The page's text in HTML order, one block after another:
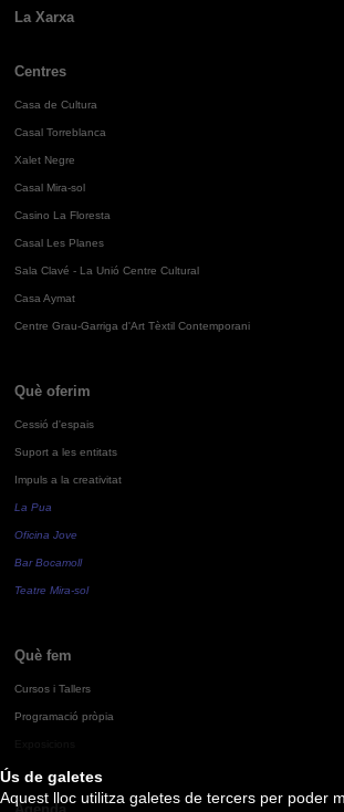
Ús de galetes
Aquest lloc utilitza galetes de tercers per poder
La Xarxa
Centres
Casa de Cultura
Casal Torreblanca
Xalet Negre
Casal Mira-sol
Casino La Floresta
Casal Les Planes
Sala Clavé - La Unió Centre Cultural
Casa Aymat
Centre Grau-Garriga d'Art Tèxtil Contemporani
Què oferim
Cessió d'espais
Suport a les entitats
Impuls a la creativitat
La Pua
Oficina Jove
Bar Bocamoll
Teatre Mira-sol
Què fem
Cursos i Tallers
Programació pròpia